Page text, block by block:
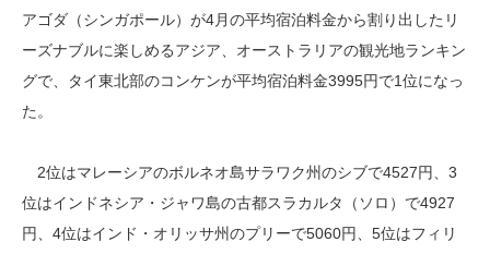
アゴダ（シンガポール）が4月の平均宿泊料金から割り出したリ
ーズナブルに楽しめるアジア、オーストラリアの観光地ランキン
グで、タイ東北部のコンケンが平均宿泊料金3995円で1位になっ
た。
2位はマレーシアのボルネオ島サラワク州のシブで4527円、3
位はインドネシア・ジャワ島の古都スラカルタ（ソロ）で4927
円、4位はインド・オリッサ州のプリーで5060円、5位はフィリ